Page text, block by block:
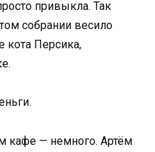
привыкла. Так
собрании весило
кота Персика,
кафе — немного. Артём